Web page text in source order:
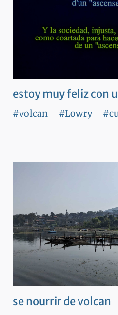
estoy muy feliz con
#volcan #Lowry
se nourrir de volcan